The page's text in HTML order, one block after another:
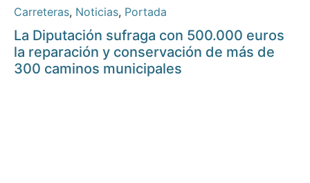
Carreteras, Noticias, Portada
La Diputación sufraga con 500.000 euros
la reparación y conservación de más de
300 caminos municipales